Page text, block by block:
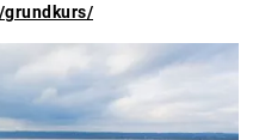
grundkurs/